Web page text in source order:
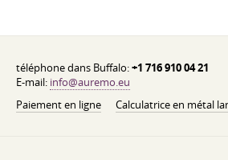
téléphone dans Buffalo:+1 716 910 04 21
E-mail: info@auremo.eu
Paiement en ligne
Calculatrice en métal